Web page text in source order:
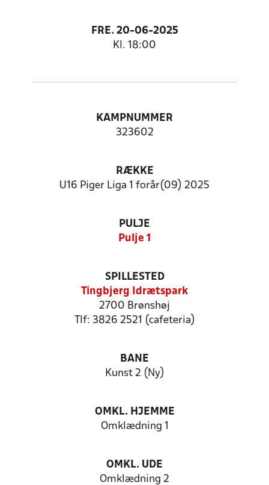
FRE. 20-06-2025
Kl. 18:00
KAMPNUMMER
323602
RÆKKE
U16 Piger Liga 1 forår(09) 2025
PULJE
Pulje 1
SPILLESTED
Tingbjerg Idrætspark
2700 Brønshøj
Tlf: 3826 2521 (cafeteria)
BANE
Kunst 2 (Ny)
OMKL. HJEMME
Omklædning 1
OMKL. UDE
Omklædning 2